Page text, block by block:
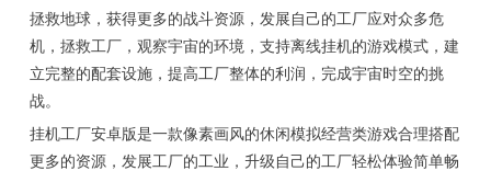
拯救地球，获得更多的战斗资源，发展自己的工厂应对众多危
机，拯救工厂，观察宇宙的环境，支持离线挂机的游戏模式，建
立完整的配套设施，提高工厂整体的利润，完成宇宙时空的挑
战。
挂机工厂安卓版是一款像素画风的休闲模拟经营类游戏合理搭配
更多的资源，发展工厂的工业，升级自己的工厂轻松体验简单畅